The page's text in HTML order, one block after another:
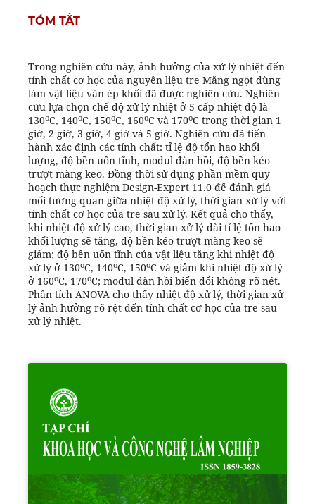
TÓM TẮT
Trong nghiên cứu này, ảnh hưởng của xử lý nhiệt đến
tính chất cơ học của nguyên liệu tre Măng ngọt dùng
làm vật liệu ván ép khối đã được nghiên cứu. Nghiên
cứu lựa chọn chế độ xử lý nhiệt ở 5 cấp nhiệt độ là
130oC, 140oC, 150oC, 160oC và 170oC trong thời gian 1
giờ, 2 giờ, 3 giờ, 4 giờ và 5 giờ. Nghiên cứu đã tiến
hành xác định các tính chất: tỉ lệ độ tổn hao khối
lượng, độ bền uốn tĩnh, modul đàn hồi, độ bền kéo
trượt màng keo. Đồng thời sử dụng phần mềm quy
hoạch thực nghiệm Design-Expert 11.0 để đánh giá
mối tương quan giữa nhiệt độ xử lý, thời gian xử lý với
tính chất cơ học của tre sau xử lý. Kết quả cho thấy,
khi nhiệt độ xử lý cao, thời gian xử lý dài tỉ lệ tổn hao
khối lượng sẽ tăng, độ bền kéo trượt màng keo sẽ
giảm; độ bền uốn tĩnh của vật liệu tăng khi nhiệt độ
xử lý ở 130oC, 140oC, 150oC và giảm khi nhiệt độ xử lý
ở 160oC, 170oC; modul đàn hồi biến đổi không rõ nét.
Phân tích ANOVA cho thấy nhiệt độ xử lý, thời gian xử
lý ảnh hưởng rõ rệt đến tính chất cơ học của tre sau
xử lý nhiệt.